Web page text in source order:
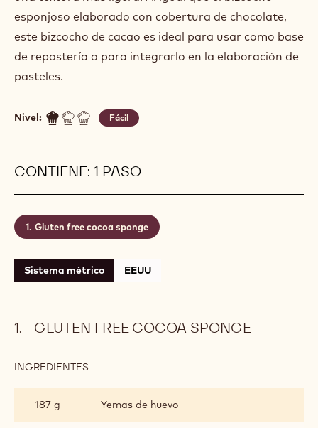
esponjoso elaborado con cobertura de chocolate,
este bizcocho de cacao es ideal para usar como base
de repostería o para integrarlo en la elaboración de
pasteles.
Nivel: Fácil
CONTIENE: 1 PASO
Gluten free cocoa sponge
Sistema métrico EEUU
GLUTEN FREE COCOA SPONGE
INGREDIENTES
COCOA
SPONGE
187 g Yemas de huevo